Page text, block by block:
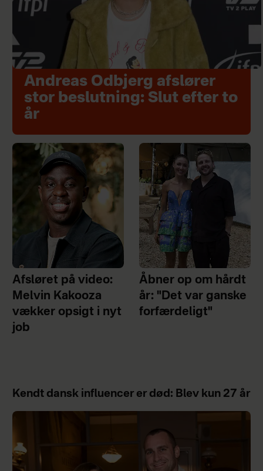
Andreas Odbjerg afslører
stor beslutning: Slut efter to
år
Afsløret på video:
Melvin Kakooza
vækker opsigt i nyt
job
Åbner op om hårdt
år: "Det var ganske
forfærdeligt"
Kendt dansk influencer er død: Blev kun 27 år